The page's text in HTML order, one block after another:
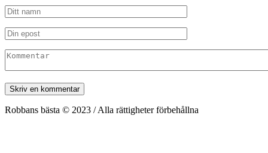
Robbans bästa © 2023 / Alla rättigheter förbehållna